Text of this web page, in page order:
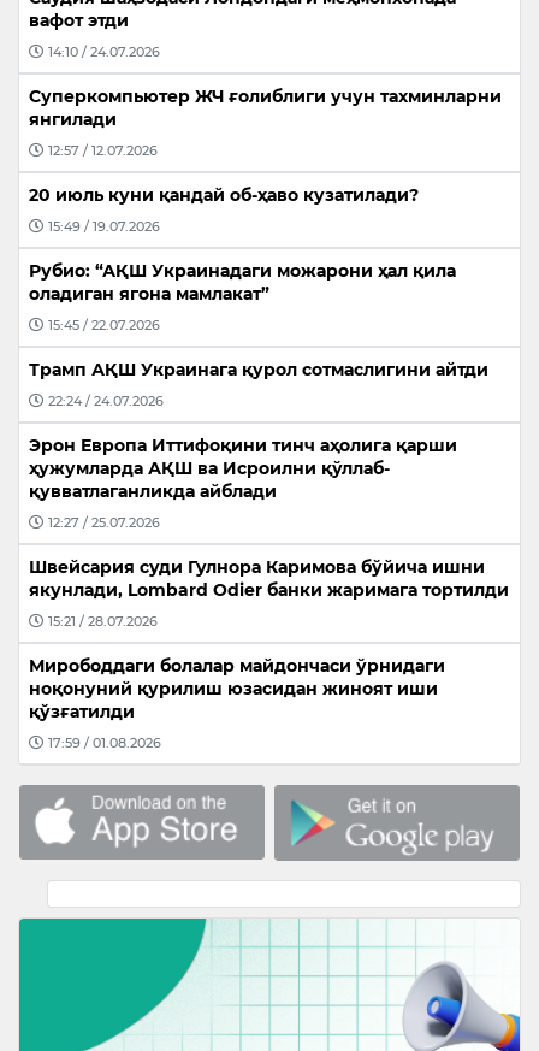
вафот этди
14:10 / 24.07.2026
Суперкомпьютер ЖЧ ғолиблиги учун тахминларни
янгилади
12:57 / 12.07.2026
20 июль куни қандай об-ҳаво кузатилади?
15:49 / 19.07.2026
Рубио: “АҚШ Украинадаги можарони ҳал қила
оладиган ягона мамлакат”
15:45 / 22.07.2026
Трамп АҚШ Украинага қурол сотмаслигини айтди
22:24 / 24.07.2026
Эрон Европа Иттифоқини тинч аҳолига қарши
ҳужумларда АҚШ ва Исроилни қўллаб-
қувватлаганликда айблади
12:27 / 25.07.2026
Швейсария суди Гулнора Каримова бўйича ишни
якунлади, Lombard Odier банки жаримага тортилди
15:21 / 28.07.2026
Мирободдаги болалар майдончаси ўрнидаги
ноқонуний қурилиш юзасидан жиноят иши
қўзғатилди
17:59 / 01.08.2026